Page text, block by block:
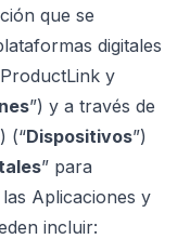
que se
digitales
y
”) y a través de
(“Dispositivos”)
” para
Aplicaciones y
incluir: